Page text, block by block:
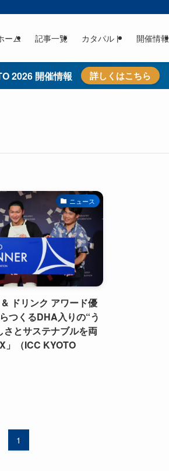
ーム 記事一覧 カタパルト 開催情報
2026 開催情報 詳しくはこちら
ニュース
& ドリンク アワード優
つくるDHA入りの“う
さとサステナブルを両
」（ICC KYOTO
1